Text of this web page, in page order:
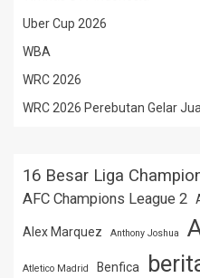
Uber Cup 2026
WBA
WRC 2026
WRC 2026 Perebutan Gelar
16 Besar Liga
AFC Champions League 2
Alex Marquez Anthony Joshua
Atletico Madrid Benfica